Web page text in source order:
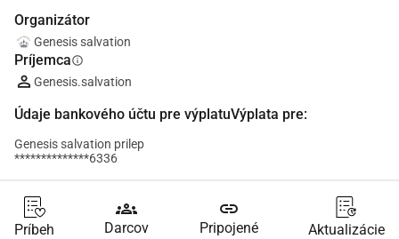
Organizátor
Genesis salvation
Príjemcainfo
Genesis.salvation
Údaje bankového účtu pre výplatuVýplata pre:
Genesis salvation prilep
**************6336
Príbeh
groups
Darcov
link
Pripojené Aktualizácie